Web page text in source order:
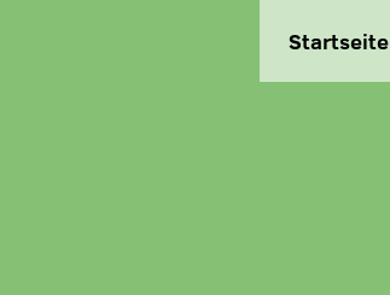
Startseite